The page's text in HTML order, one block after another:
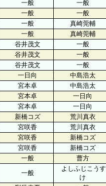
一般 一般
一般 一般
一般 真崎莞輔
一般 真崎莞輔
谷井茂文 一般
谷井茂文 一般
谷井茂文 一般
一日向 中島浩太
宮本卓 中島浩太
宮本卓 一日向
宮本卓 一日向
新橋コズ 荒川真衣
宮咲香 荒川真衣
宮咲香 新橋コズ
宮咲香 新橋コズ
一般 曹方
一般
よしふじこうす
け